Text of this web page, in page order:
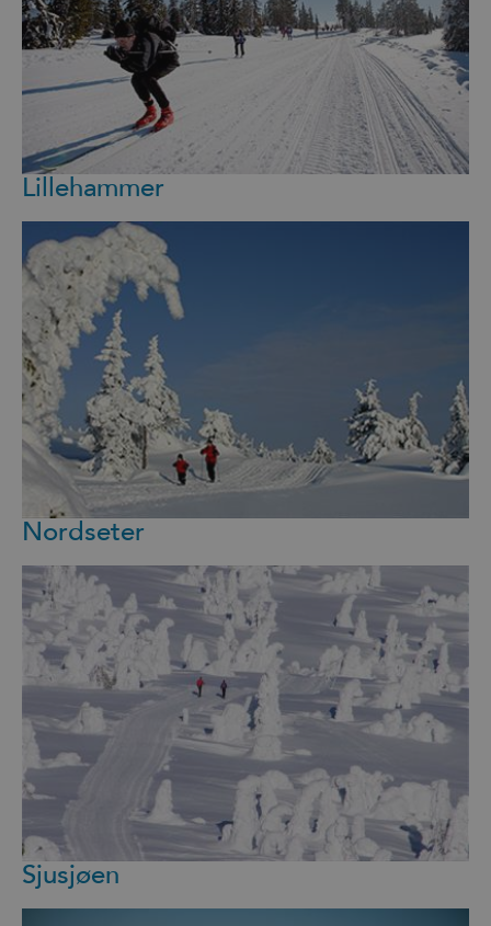
Lillehammer
Nordseter
Sjusjøen